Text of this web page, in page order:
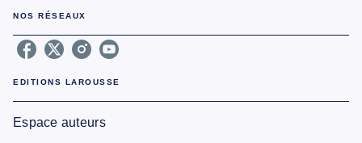
NOS RÉSEAUX
EDITIONS LAROUSSE
Espace auteurs